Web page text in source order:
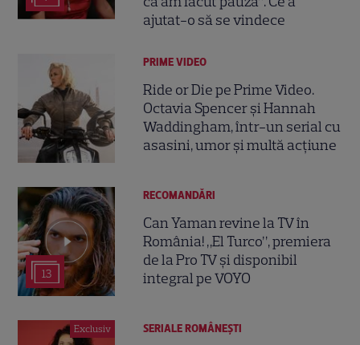
ajutat-o să se vindece
PRIME VIDEO
Ride or Die pe Prime Video.
Octavia Spencer și Hannah
Waddingham, într-un serial cu
asasini, umor și multă acțiune
13
RECOMANDĂRI
Can Yaman revine la TV în
România! „El Turco”, premiera
de la Pro TV și disponibil
integral pe VOYO
Exclusiv SERIALE ROMÂNEŞTI